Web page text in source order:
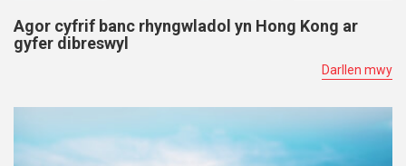
Agor cyfrif banc rhyngwladol yn Hong Kong ar
gyfer dibreswyl
Darllen mwy